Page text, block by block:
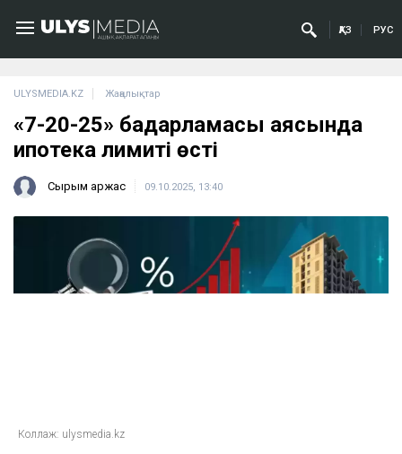
ҚАЗ РУС
ULYSMEDIA.KZ Жаңалықтар
«7-20-25» бағдарламасы аясында
ипотека лимиті өсті
Сырым Қаржас 09.10.2025, 13:40
Коллаж: ulysmedia.kz